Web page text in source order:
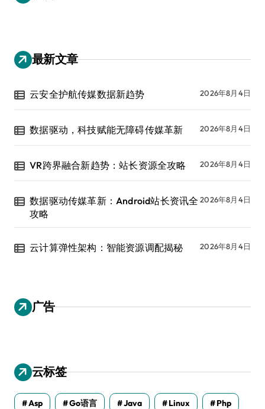
最新文章
云安全护航传媒数据新趋势 2026年8月4日
数据驱动，科技赋能无障碍传媒革新 2026年8月4日
VR跨界融合新趋势：站长资源全攻略 2026年8月4日
数据驱动传媒革新：Android站长资讯全
攻略
2026年8月4日
云计算弹性架构：智能资源调配揭秘 2026年8月4日
广告
云标签
Asp Go语言 Java Linux Php